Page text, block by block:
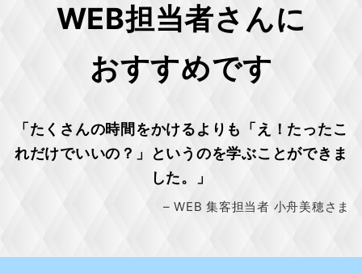
WEB担当者さんに
おすすめです
「たくさんの時間をかけるよりも「え！たったこ
れだけでいいの？」というのを学ぶことができま
した。」
– WEB 集客担当者 小舟美穂さま